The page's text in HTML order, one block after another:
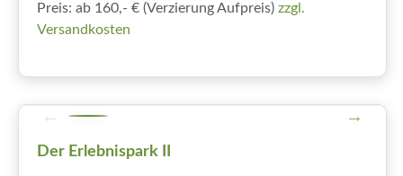
Preis: ab 160,- € (Verzierung Aufpreis) zzgl.
Versandkosten
Der Erlebnispark II